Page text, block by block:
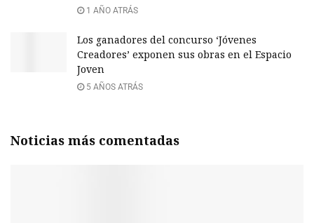
1 AÑO ATRÁS
Los ganadores del concurso ‘Jóvenes
Creadores’ exponen sus obras en el Espacio
Joven
5 AÑOS ATRÁS
Noticias más comentadas